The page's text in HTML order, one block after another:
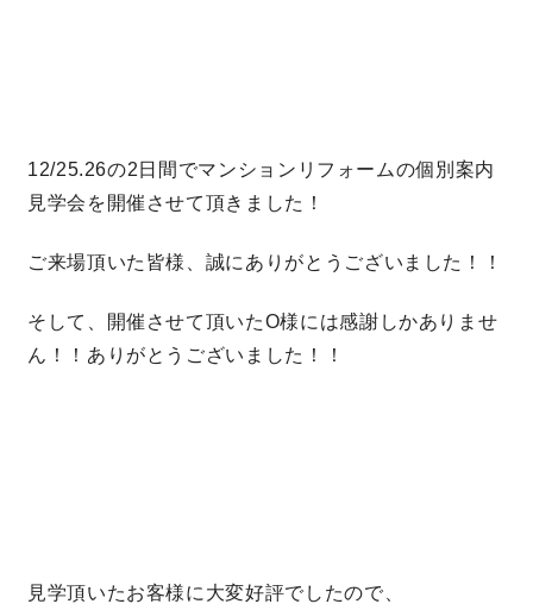
OWNER’S SITE オーナーズサイト
nattoku グループコーポレートサイト
家具まで標準仕様の空間コーディネート
12/25.26の2日間でマンションリフォームの個別案内
見学会を開催させて頂きました！
ご来場頂いた皆様、誠にありがとうございました！！
そして、開催させて頂いたO様には感謝しかありませ
ん！！ありがとうございました！！
見学頂いたお客様に大変好評でしたので、